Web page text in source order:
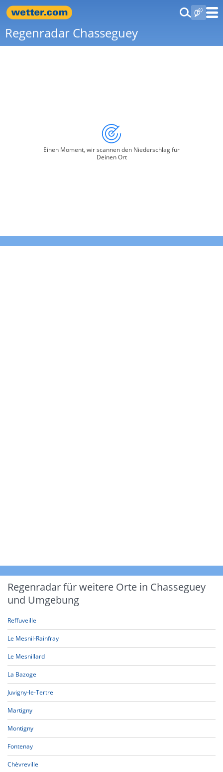
Regenradar Chasseguey
Einen Moment, wir scannen den Niederschlag für
Deinen Ort
Regenradar für weitere Orte in Chasseguey
und Umgebung
Reffuveille
Le Mesnil-Rainfray
Le Mesnillard
La Bazoge
Juvigny-le-Tertre
Martigny
Montigny
Fontenay
Chèvreville